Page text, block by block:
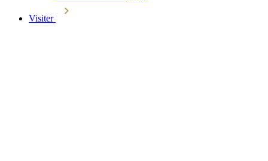
Visiter